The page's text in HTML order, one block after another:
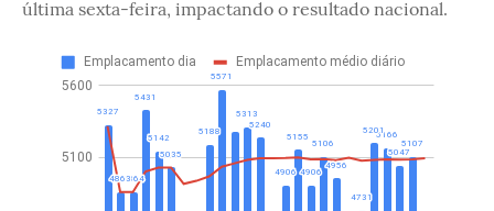
última sexta-feira, impactando o resultado nacional.